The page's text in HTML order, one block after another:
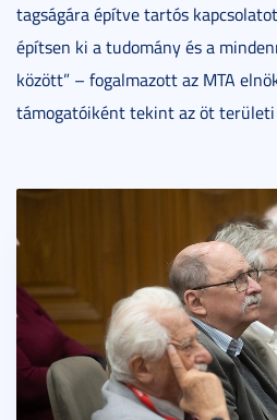
tagságára építve tartós
építsen ki a tudomány és a
között” – fogalmazott az MTA
támogatóiként tekint az öt területi